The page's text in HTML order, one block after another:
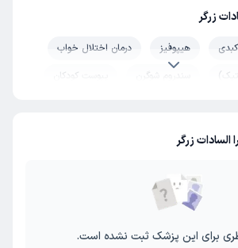
زرگر
هیپوفیز
درمان اختلال خواب
سندروم شوگرن
یبوست کودکان
لایم دیابت
السادات زرگر
برای این پزشک ثبت نشده است.